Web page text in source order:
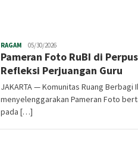
RAGAM Infoharamain.id
05/30/2026
Pameran Foto RuBI di
Refleksi Perjuangan Guru
JAKARTA — Komunitas Ruang Berbagi
menyelenggarakan Pameran Foto
pada […]